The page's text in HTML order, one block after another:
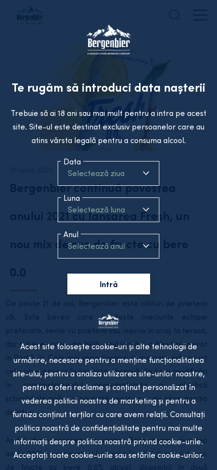
Bergenbier continuă povestea
anului 2021 cu lansarea Fresh, un
nou mix de suc de fructe cu bere
săi. Este berea care însoțește meciurile echipei
preferate, serile cu prietenii sau ieșirile în oraș la terasă,
dar și berea care, din 1995, anul lansării, a făcut pionierat
în România. Cele mai importante și remarcate mărci sunt
cele care privesc în jur, care observă din timp modificări
în comportamentul consumatorului și valorifică
schimbările apărute pe piață pentru a-și menține poziția
de lider.
Astfel, după lansarea noii imagini Bergenbier, povestea
anului 2021 a continuat cu lansarea Fresh 0.0, mixul de suc
Te rugăm să introduci data nașterii
Trebuie să ai 18 ani sau mai mult pentru a intra pe acest
site. Site-ul este destinat exclusiv persoanelor care au
atins vârsta legală pentru a consuma alcool.
Data
Selectează ziua
Luna
Selectează luna
Anul
Selectează anul
Intră
Acest site folosește cookie-uri și alte tehnologii de
urmărire, necesare pentru a menține funcționalitatea
site-ului, pentru a analiza utilizarea site-urilor noastre,
pentru a oferi reclame și conținut personalizat în
vederea politicii noastre de marketing și pentru a
furniza conținut terților cu care avem relații. Consultați
politica noastră de confidențialitate pentru mai multe
informații despre politica noastră privind cookie-urile.
Acceptați toate cookie-urile sau setările cookie-urilor.